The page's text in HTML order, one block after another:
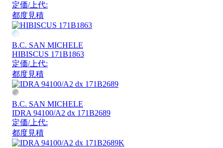
定価/上代:
都度見積
B.C. SAN MICHELE
HIBISCUS 171B1863
定価/上代:
都度見積
B.C. SAN MICHELE
IDRA 94100/A2 dx 171B2689
定価/上代:
都度見積